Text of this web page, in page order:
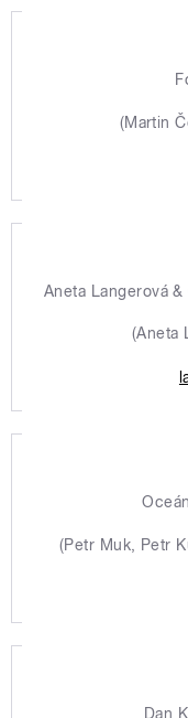
(Martin
Aneta Langerová
(Aneta
(Petr Muk, Petr
Dan